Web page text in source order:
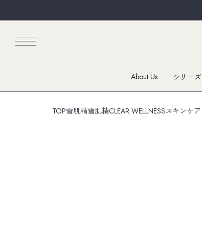
About Us シリーズ
TOP雪肌精雪肌精CLEAR WELLNESSスキンケア